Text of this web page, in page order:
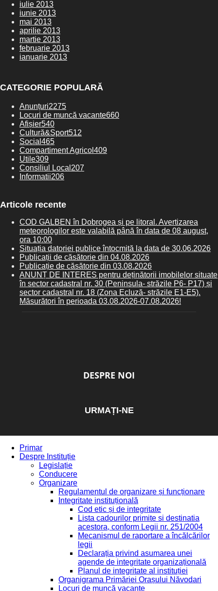
iulie 2013
iunie 2013
mai 2013
aprilie 2013
martie 2013
februarie 2013
ianuarie 2013
CATEGORIE POPULARĂ
Anunțuri2275
Locuri de muncă vacante660
Afișier540
Cultură&Sport512
Social 465
Compartiment Agricol 409
Utile309
Consiliul Local 207
Informatii206
Articole recente
COD GALBEN în Dobrogea și pe litoral. Avertizarea
meteorologilor este valabilă până în data de 08 august,
ora 10:00
Situația datoriei publice întocmită la data de 30.06.2026
Publicații de căsătorie din 04.08.2026
Publicație de căsătorie din 03.08.2026
ANUNȚ DE INTERES pentru deținătorii imobilelor situate
în sector cadastral nr. 30 (Peninsula- străzile P6- P17) și
sector cadastral nr. 18 (Zona Ecluză- străzile E1-E5).
Măsurători în perioada 03.08.2026-07.08.2026!
DESPRE NOI
URMAȚI-NE
Primar
Despre Instituție
Legislație
Conducere
Organizare
Regulamentul de organizare și funcționare
Integritate instituțională
Cod etic și de integritate
Lista cadourilor primite si destinatia
acestora, conform Legii nr. 251/2004
Mecanismul de raportare a încălcărilor
legii
Declarația privind asumarea unei
agende de integritate organizațională
Planul de integritate al instituției
Organigrama Primăriei Orașului Năvodari
Locuri de muncă vacante